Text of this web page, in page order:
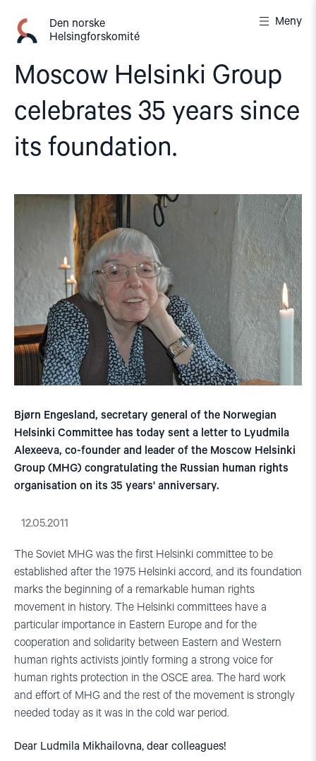
innhold
Den norske
Helsingforskomité
Meny
Moscow Helsinki Group
celebrates 35 years since
its foundation.
Bjørn Engesland, secretary general of the Norwegian
Helsinki Committee has today sent a letter to Lyudmila
Alexeeva, co-founder and leader of the Moscow Helsinki
Group (MHG) congratulating the Russian human rights
organisation on its 35 years' anniversary.
12.05.2011
The Soviet MHG was the first Helsinki committee to be
established after the 1975 Helsinki accord, and its foundation
marks the beginning of a remarkable human rights
movement in history. The Helsinki committees have a
particular importance in Eastern Europe and for the
cooperation and solidarity between Eastern and Western
human rights activists jointly forming a strong voice for
human rights protection in the OSCE area. The hard work
and effort of MHG and the rest of the movement is strongly
needed today as it was in the cold war period.
Dear Ludmila Mikhailovna, dear colleagues!